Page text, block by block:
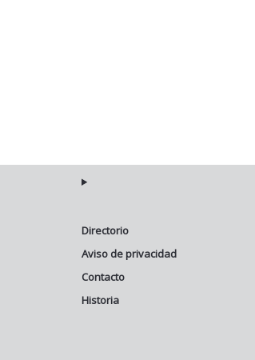
Directorio
Aviso de privacidad
Contacto
Historia